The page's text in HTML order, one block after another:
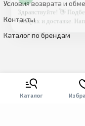
Каталог
Условия возврата и
Контакты
Каталог по брендам
Здравствуйте! 👋
товарах и доставке.